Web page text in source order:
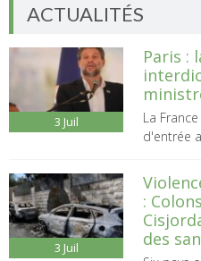
ACTUALITÉS
3 Juil
Paris :
La
d'entrée
3 Juil
:
des